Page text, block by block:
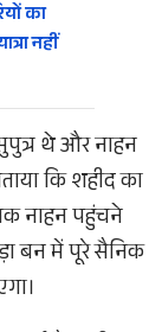
का
नहीं
थे और नाहन
कि शहीद का
नाहन पहुंचने
बन में पूरे सैनिक